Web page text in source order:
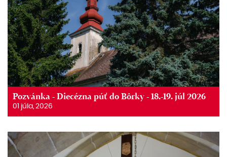
Pozvánka - Diecézna púť do Bôrky - 18.-19. júl 2026
01 júla, 2026